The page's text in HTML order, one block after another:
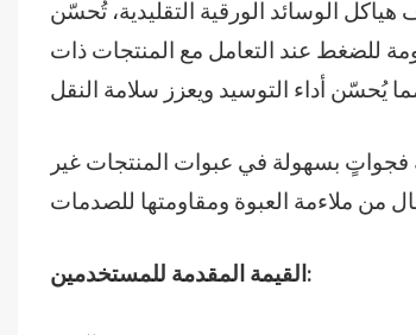
الوسائد الورقية التقليدية، تُحسّن
للضغط عند التعامل مع المنتجات ذات
فجواتٍ بسهولة في عبوات المنتجات غير
القيمة المقدمة للمستخدمين: